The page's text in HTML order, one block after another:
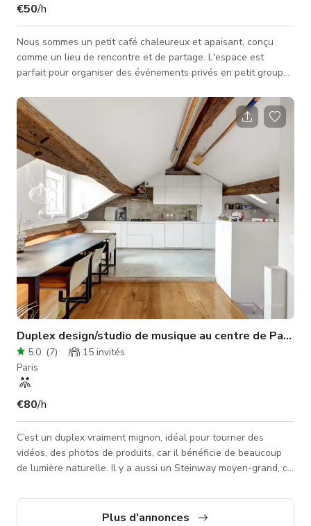
€50/h
Nous sommes un petit café chaleureux et apaisant, conçu
comme un lieu de rencontre et de partage. L'espace est
parfait pour organiser des événements privés en petit groupe.
convient pour des réunions professionnelles, des sessions de
formation et des ateliers, ainsi que pour des événements
familiaux ou associatifs tels que des anniversaires, des baby
showers, des rassemblements entre proches ou des moments
conviviaux. La salle es
Duplex design/studio de musique au centre de Paris
5.0 (7) 15 invités
Paris
€80/h
C’est un duplex vraiment mignon, idéal pour tourner des
vidéos, des photos de produits, car il bénéficie de beaucoup
de lumière naturelle. Il y a aussi un Steinway moyen-grand, ce
Plus d'annonces